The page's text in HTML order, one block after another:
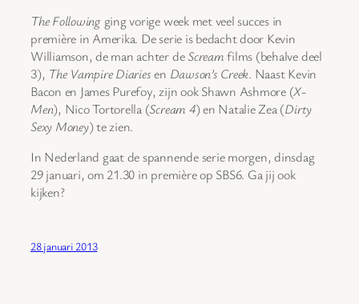
The Followingging vorige week met veel succes in
première in Amerika. De serie is bedacht door Kevin
Williamson, de man achter deScreamfilms (behalve deel
3), The Vampire Diariesen Dawson’s Creek. Naast Kevin
Bacon en James Purefoy, zijn ook Shawn Ashmore (X-
Men), Nico Tortorella (Scream 4) en Natalie Zea (Dirty
Sexy Money) te zien.
In Nederland gaat de spannende serie morgen, dinsdag
29 januari, om 21.30 in première op SBS6. Ga jij ook
kijken?
28 januari 2013